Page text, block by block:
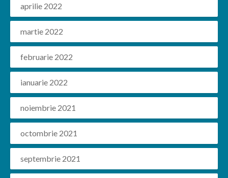
aprilie 2022
martie 2022
februarie 2022
ianuarie 2022
noiembrie 2021
octombrie 2021
septembrie 2021